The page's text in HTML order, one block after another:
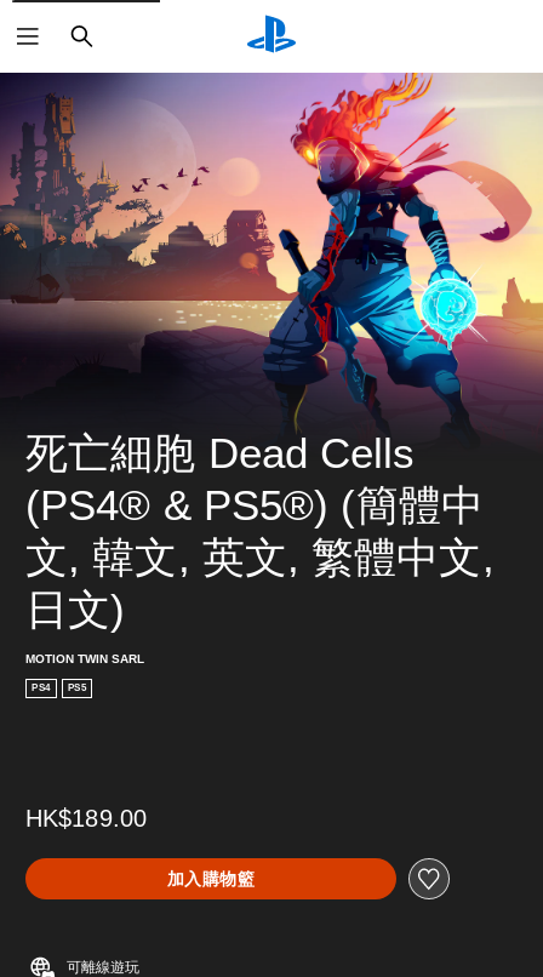
搜
尋
死亡細胞 Dead Cells
(PS4® & PS5®) (簡體中
文, 韓文, 英文, 繁體中文,
日文)
MOTION TWIN SARL
PS4 PS5
HK$189.00
加入購物籃
可離線遊玩